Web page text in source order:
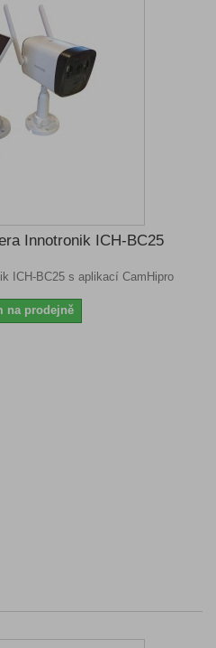
Innotronik ICH-BC25
ICH-BC25 s aplikací CamHipro
na prodejně